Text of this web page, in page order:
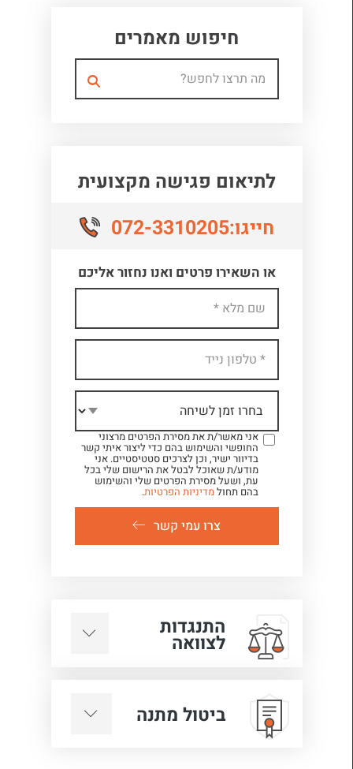
חיפוש מאמרים
לתיאום פגישה מקצועית
חייגו:072-3310205
או השאירו פרטים ואנו נחזור אליכם
אני מאשר/ת את מסירת הפרטים מרצוני
החופשי והשימוש בהם כדי ליצור איתי קשר
בדיוור ישיר, וכן לצרכים סטטיסטיים. אני
מודע/ת שאוכל לבטל את הרישום שלי בכל
עת, ושעל מסירת הפרטים שלי והשימוש
בהם תחולמדיניות הפרטיות.
צרו עמי קשר
התנגדות
לצוואה
ביטול מתנה